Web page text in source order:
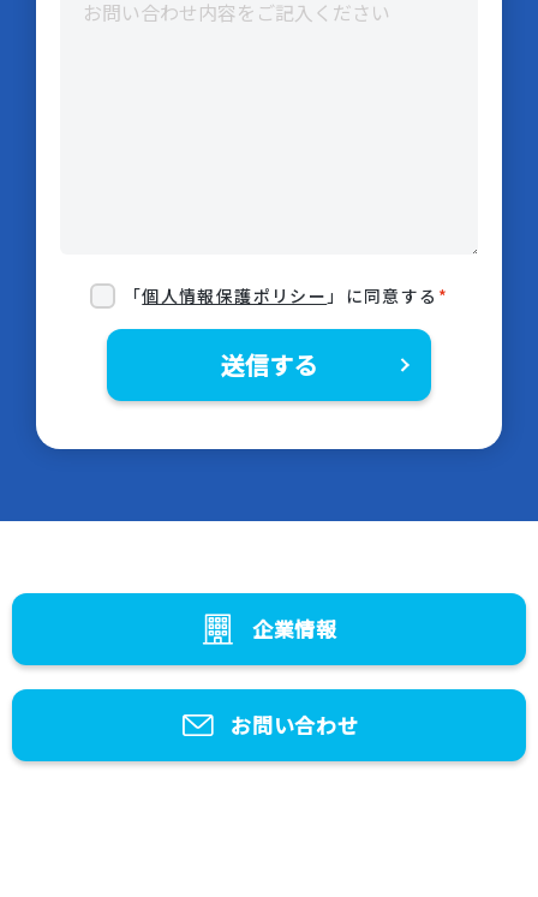
「個人情報保護ポリシー」に同意する *
企業情報
お問い合わせ